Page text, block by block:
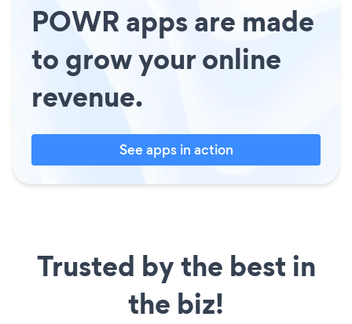
POWR apps are made
to grow your online
revenue.
See apps in action
Trusted by the best in
the biz!